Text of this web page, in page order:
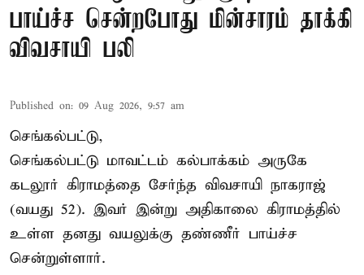
பாய்ச்ச சென்றபோது மின்சாரம் தாக்கி
விவசாயி பலி
Published on: 09 Aug 2026, 9:57 am
செங்கல்பட்டு,
செங்கல்பட்டு மாவட்டம் கல்பாக்கம் அருகே
கடலூர் கிராமத்தை சேர்ந்த விவசாயி நாகராஜ்
(வயது 52). இவர் இன்று அதிகாலை கிராமத்தில்
உள்ள தனது வயலுக்கு தண்ணீர் பாய்ச்ச
சென்றுள்ளார்.